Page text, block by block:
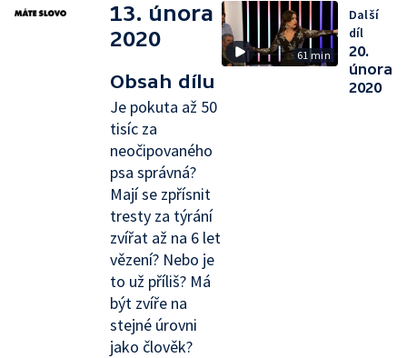
13. února
2020
Obsah dílu
Je pokuta až 50
tisíc za
neočipovaného
psa správná?
Mají se zpřísnit
tresty za týrání
zvířat až na 6 let
vězení? Nebo je
to už příliš? Má
být zvíře na
stejné úrovni
jako člověk?
61 min
Další
díl
20.
února
2020